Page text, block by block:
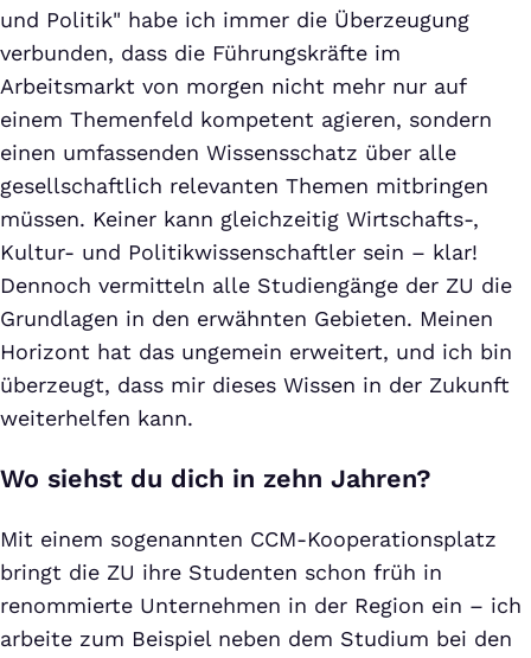
und Politik" habe ich immer die Überzeugung
verbunden, dass die Führungskräfte im
Arbeitsmarkt von morgen nicht mehr nur auf
einem Themenfeld kompetent agieren, sondern
einen umfassenden Wissensschatz über alle
gesellschaftlich relevanten Themen mitbringen
müssen. Keiner kann gleichzeitig Wirtschafts-,
Kultur- und Politikwissenschaftler sein – klar!
Dennoch vermitteln alle Studiengänge der ZU die
Grundlagen in den erwähnten Gebieten. Meinen
Horizont hat das ungemein erweitert, und ich bin
überzeugt, dass mir dieses Wissen in der Zukunft
weiterhelfen kann.
Wo siehst du dich in zehn Jahren?
Mit einem sogenannten CCM-Kooperationsplatz
bringt die ZU ihre Studenten schon früh in
renommierte Unternehmen in der Region ein – ich
arbeite zum Beispiel neben dem Studium bei den